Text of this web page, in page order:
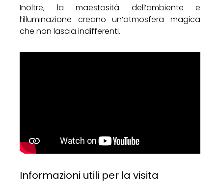
Inoltre, la maestosità dell’ambiente e
l’illuminazione creano un’atmosfera magica
che non lascia indifferenti.
Informazioni utili per la visita